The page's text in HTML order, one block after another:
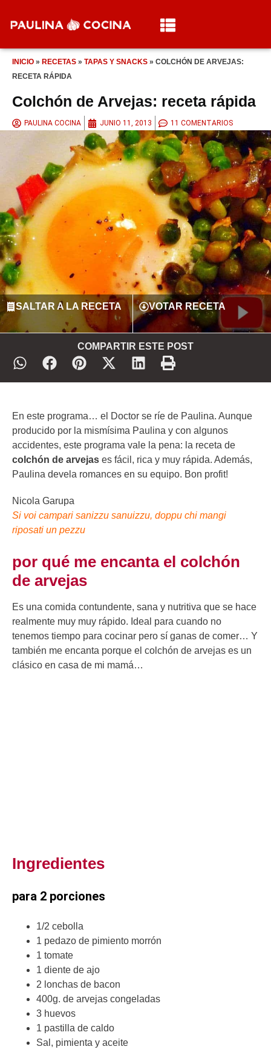
INICIO » RECETAS » TAPAS Y SNACKS » COLCHÓN DE ARVEJAS:
RECETA RÁPIDA
Colchón de Arvejas: receta rápida
PAULINA COCINA JUNIO 11, 2013 11 COMENTARIOS
SALTAR A LA RECETA VOTAR RECETA
COMPARTIR ESTE POST
En este programa… el Doctor se ríe de Paulina. Aunque
producido por la mismísima Paulina y con algunos
accidentes, este programa vale la pena: la receta de
colchón de arvejas es fácil, rica y muy rápida. Además,
Paulina devela romances en su equipo. Bon profit!
Nicola Garupa
Si voi campari sanizzu sanuizzu, doppu chi mangi
riposati un pezzu
por qué me encanta el colchón
de arvejas
Es una comida contundente, sana y nutritiva que se hace
realmente muy muy rápido. Ideal para cuando no
tenemos tiempo para cocinar pero sí ganas de comer… Y
también me encanta porque el colchón de arvejas es un
clásico en casa de mi mamá…
Ingredientes
para 2 porciones
1/2 cebolla
1 pedazo de pimiento morrón
1 tomate
1 diente de ajo
2 lonchas de bacon
400g. de arvejas congeladas
3 huevos
1 pastilla de caldo
Sal, pimienta y aceite